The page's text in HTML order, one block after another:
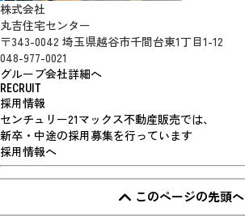
株式会社
丸吉住宅センター
〒343-0042 埼玉県越谷市千間台東1丁目1-12
048-977-0021
グループ会社詳細へ
RECRUIT
採用情報
センチュリー21マックス不動産販売では、
新卒・中途の採用募集を行っています
採用情報へ
このページの先頭へ